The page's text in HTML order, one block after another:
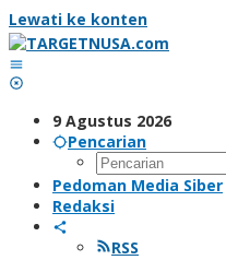
Lewati ke konten
9 Agustus 2026
Pencarian
Pedoman Media Siber
Redaksi
RSS